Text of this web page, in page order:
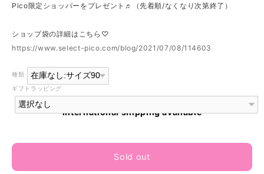
Pico限定ショッパーをプレゼント♬（先着順/なくなり次第終了）
ショップ袋の詳細はこちら♡
https://www.select-pico.com/blog/2021/07/08/114603
種類
ギフトラッピング
International shipping available
Sold out